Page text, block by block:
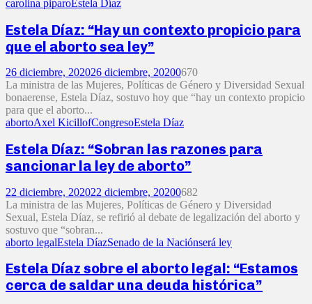
carolina piparoEstela Díaz
Estela Díaz: “Hay un contexto propicio para
que el aborto sea ley”
26 diciembre, 202026 diciembre, 20200670
La ministra de las Mujeres, Políticas de Género y Diversidad Sexual
bonaerense, Estela Díaz, sostuvo hoy que “hay un contexto propicio
para que el aborto...
abortoAxel KicillofCongresoEstela Díaz
Estela Díaz: “Sobran las razones para
sancionar la ley de aborto”
22 diciembre, 202022 diciembre, 20200682
La ministra de las Mujeres, Políticas de Género y Diversidad
Sexual, Estela Díaz, se refirió al debate de legalización del aborto y
sostuvo que “sobran...
aborto legalEstela DíazSenado de la Naciónserá ley
Estela Díaz sobre el aborto legal: “Estamos
cerca de saldar una deuda histórica”